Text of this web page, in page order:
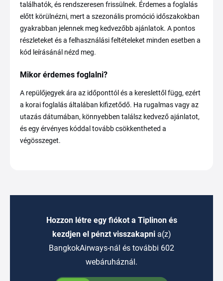
találhatók, és rendszeresen frissülnek. Érdemes a foglalás
előtt körülnézni, mert a szezonális promóció időszakokban
gyakrabban jelennek meg kedvezőbb ajánlatok. A pontos
részleteket és a felhasználási feltételeket minden esetben a
kód leírásánál nézd meg.
Mikor érdemes foglalni?
A repülőjegyek ára az időponttól és a kereslettől függ, ezért
a korai foglalás általában kifizetődő. Ha rugalmas vagy az
utazás dátumában, könnyebben találsz kedvező ajánlatot,
és egy érvényes kóddal tovább csökkentheted a
végösszeget.
Hozzon létre egy fiókot a Tiplinon és
kezdjen el pénzt visszakapni a(z)
BangkokAirways-nál és további 602
webáruháznál.